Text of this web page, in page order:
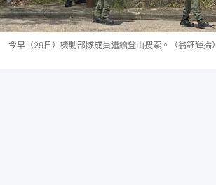
今早（29日）機動部隊成員繼續登山搜索。（翁鈺輝攝）